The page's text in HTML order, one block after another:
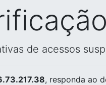
de acessos
, responda ao